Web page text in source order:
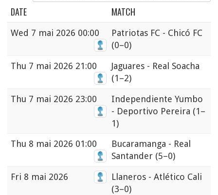
DATE MATCH
Wed 7 mai 2026 00:00
Patriotas FC - Chicó FC
(0–0)
Thu 7 mai 2026 21:00
Jaguares - Real Soacha
(1–2)
Thu 7 mai 2026 23:00
Independiente Yumbo
- Deportivo Pereira (1–
1)
Thu 8 mai 2026 01:00
Bucaramanga - Real
Santander (5–0)
Fri 8 mai 2026
Llaneros - Atlético Cali
(3–0)